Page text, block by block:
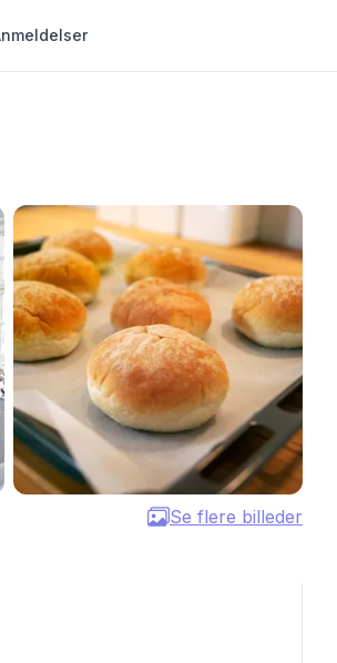
Se flere billeder